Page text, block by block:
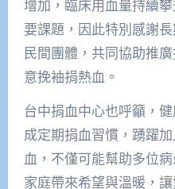
增加，臨床用血量持續
要課題，因此特別感謝
民間團體，共同協助推
意挽袖捐熱血。
台中捐血中心也呼籲，
成定期捐血習慣，踴躍
血，不僅可能幫助多位
家庭帶來希望與溫暖，